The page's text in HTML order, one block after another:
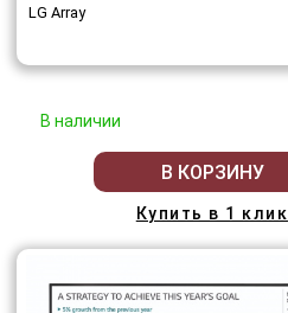
LG Array
В наличии
В КОРЗИНУ
Купить в 1 клик